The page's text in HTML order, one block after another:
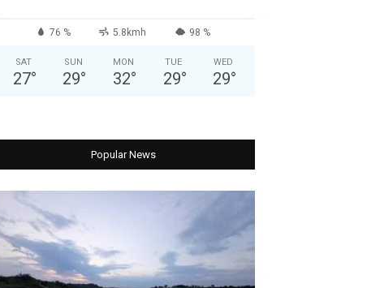
76 % 5.8kmh 98 %
SAT
27°
SUN
29°
MON
32°
TUE
29°
WED
29°
Popular News